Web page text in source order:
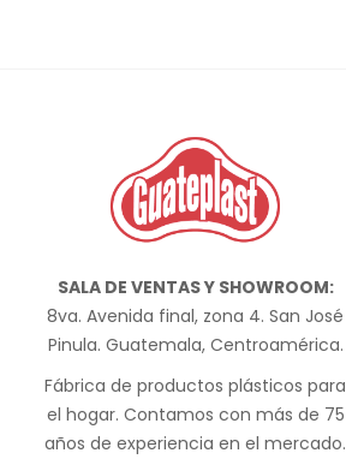
SALA DE VENTAS Y SHOWROOM:
8va. Avenida final, zona 4. San José
Pinula. Guatemala, Centroamérica.
Fábrica de productos plásticos para
el hogar. Contamos con más de 75
años de experiencia en el mercado.